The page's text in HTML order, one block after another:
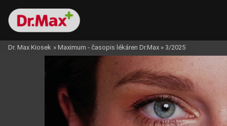
Dr. Max Kiosek » Maximum - časopis lékáren Dr.Max » 3/2025